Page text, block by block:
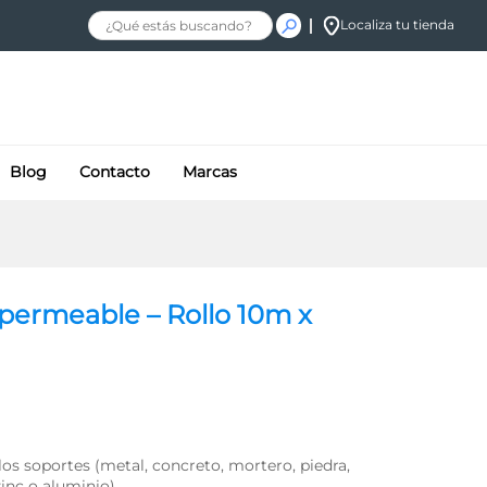
Localiza tu tienda
Blog Contacto Marcas
– Rollo 10m x
soportes (metal, concreto, mortero, piedra,
$401.34
$445.93
+ IVA
Añadir al carrito